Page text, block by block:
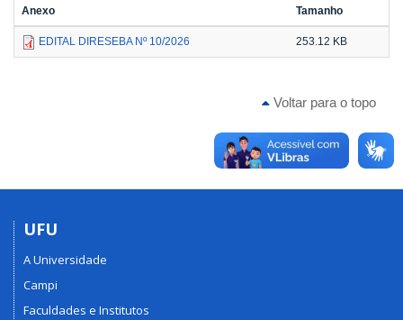
Anexo Tamanho
EDITAL DIRESEBA Nº 10/2026 253.12 KB
Voltar para o topo
UFU
A Universidade
Campi
Faculdades e Institutos